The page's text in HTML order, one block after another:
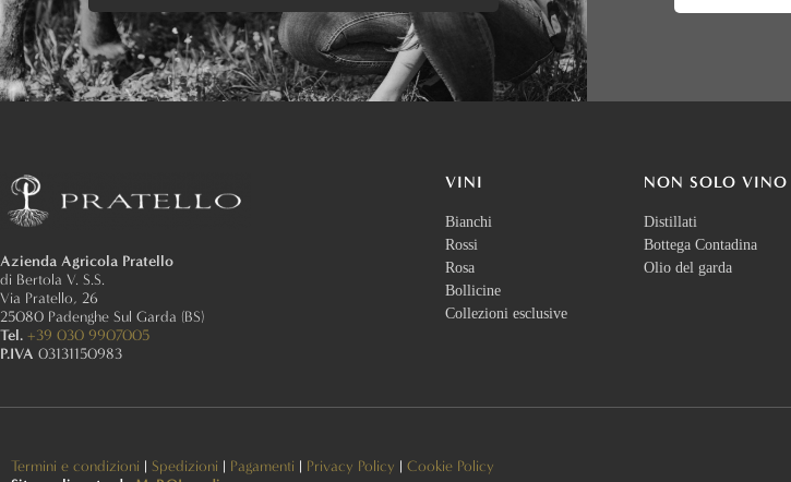
Azienda Agricola Pratello
di Bertola V. S.S.
Via Pratello, 26
25080 Padenghe Sul Garda (BS)
Tel. +39 030 9907005
P.IVA 03131150983
VINI
Bianchi
Rossi
Rosa
Bollicine
Collezioni esclusive
NON SOLO VINO
Distillati
Bottega Contadina
Olio del garda
Termini e condizioni | Spedizioni | Pagamenti | Privacy Policy | Cookie Policy